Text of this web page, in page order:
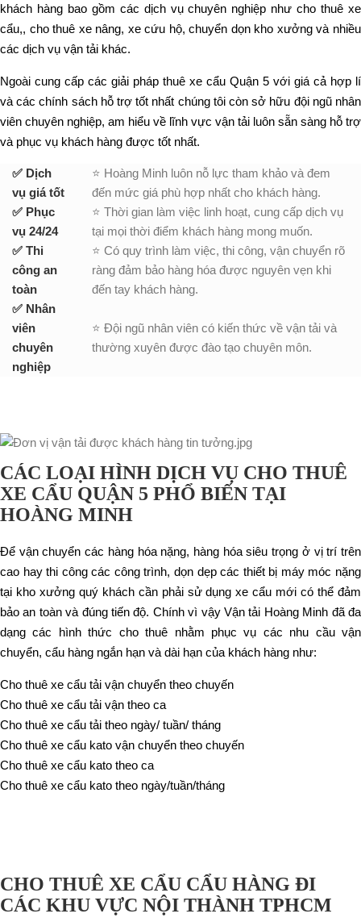
khách hàng bao gồm các dịch vụ chuyên nghiệp như cho thuê xe
cẩu,, cho thuê xe nâng, xe cứu hộ, chuyển dọn kho xưởng và nhiều
các dịch vụ vận tải khác.
Ngoài cung cấp các giải pháp thuê xe cẩu Quận 5 với giá cả hợp lí
và các chính sách hỗ trợ tốt nhất chúng tôi còn sở hữu đội ngũ nhân
viên chuyên nghiệp, am hiểu về lĩnh vực vận tải luôn sẵn sàng hỗ trợ
và phục vụ khách hàng được tốt nhất.
✅ Dịch
vụ giá tốt
⭐ Hoàng Minh luôn nỗ lực tham khảo và đem
đến mức giá phù hợp nhất cho khách hàng.
✅ Phục
vụ 24/24
⭐ Thời gian làm việc linh hoạt, cung cấp dịch vụ
tại mọi thời điểm khách hàng mong muốn.
✅ Thi
công an
toàn
⭐ Có quy trình làm việc, thi công, vận chuyển rõ
ràng đảm bảo hàng hóa được nguyên vẹn khi
đến tay khách hàng.
✅ Nhân
viên
chuyên
nghiệp
⭐ Đội ngũ nhân viên có kiến thức về vận tải và
thường xuyên được đào tạo chuyên môn.
CÁC LOẠI HÌNH DỊCH VỤ CHO THUÊ
XE CẨU QUẬN 5 PHỔ BIẾN TẠI
HOÀNG MINH
Để vận chuyển các hàng hóa nặng, hàng hóa siêu trọng ở vị trí trên
cao hay thi công các công trình, dọn dẹp các thiết bị máy móc nặng
tại kho xưởng quý khách cần phải sử dụng xe cẩu mới có thể đảm
bảo an toàn và đúng tiến độ. Chính vì vậy Vận tải Hoàng Minh đã đa
dạng các hình thức cho thuê nhằm phục vụ các nhu cầu vận
chuyển, cẩu hàng ngắn hạn và dài hạn của khách hàng như:
Cho thuê xe cẩu tải vận chuyển theo chuyến
Cho thuê xe cẩu tải vận theo ca
Cho thuê xe cẩu tải theo ngày/ tuần/ tháng
Cho thuê xe cẩu kato vận chuyển theo chuyến
Cho thuê xe cẩu kato theo ca
Cho thuê xe cẩu kato theo ngày/tuần/tháng
CHO THUÊ XE CẨU CẨU HÀNG ĐI
CÁC KHU VỰC NỘI THÀNH TPHCM